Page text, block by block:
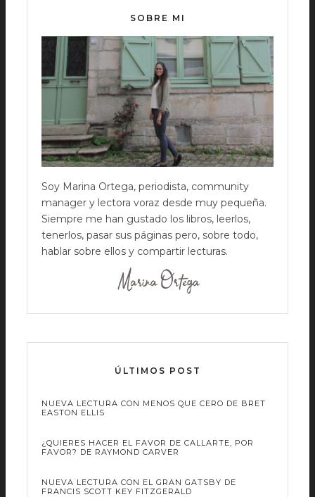
SOBRE MI
Soy Marina Ortega, periodista, community
manager y lectora voraz desde muy pequeña.
Siempre me han gustado los libros, leerlos,
tenerlos, pasar sus páginas pero, sobre todo,
hablar sobre ellos y compartir lecturas.
ÚLTIMOS POST
NUEVA LECTURA CON MENOS QUE CERO DE BRET
EASTON ELLIS
¿QUIERES HACER EL FAVOR DE CALLARTE, POR
FAVOR? DE RAYMOND CARVER
NUEVA LECTURA CON EL GRAN GATSBY DE
FRANCIS SCOTT KEY FITZGERALD